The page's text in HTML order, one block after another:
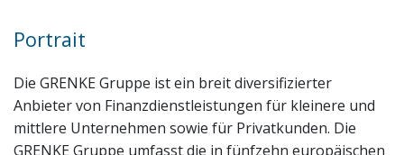
Portrait
Die GRENKE Gruppe ist ein breit diversifizierter
Anbieter von Finanzdienstleistungen für kleinere und
mittlere Unternehmen sowie für Privatkunden. Die
GRENKE Gruppe umfasst die in fünfzehn europäischen